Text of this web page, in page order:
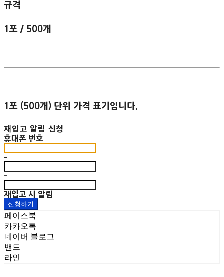
규격
1포 / 500개
1포 (500개) 단위 가격 표기입니다.
재입고 알림 신청
휴대폰 번호
-
-
재입고 시 알림
신청하기
페이스북
카카오톡
네이버 블로그
밴드
라인